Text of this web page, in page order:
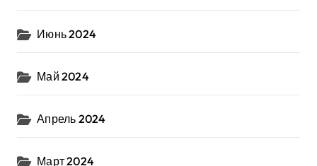
Июнь 2024
Май 2024
Апрель 2024
Март 2024